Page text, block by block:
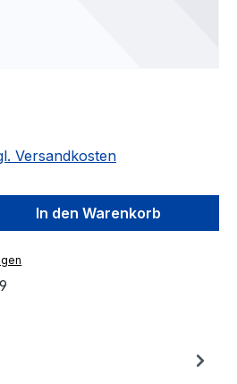
Versandkosten
Gib den
In den Warenkorb